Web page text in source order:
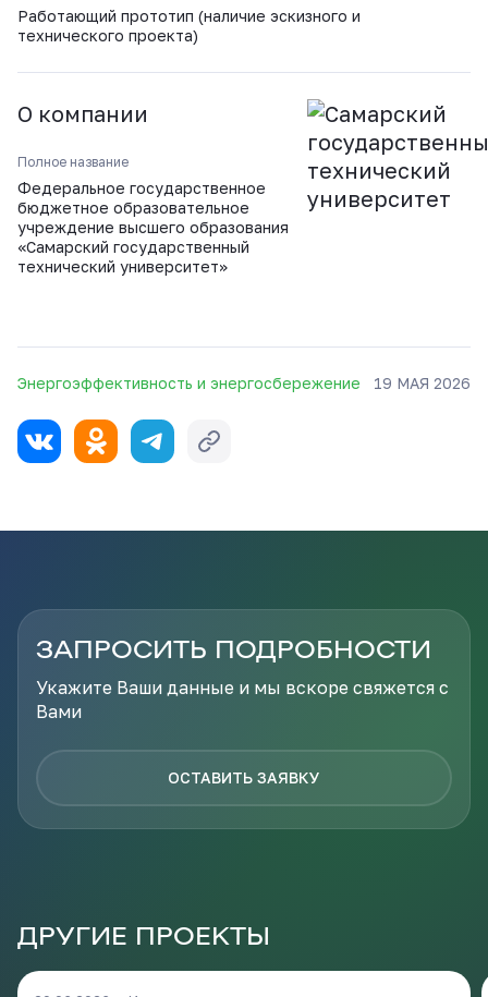
Работающий прототип (наличие эскизного и
технического проекта)
О компании
Полное название
Федеральное государственное
бюджетное образовательное
учреждение высшего образования
«Самарский государственный
технический университет»
Энергоэффективность и энергосбережение 19 МАЯ 2026
ЗАПРОСИТЬ ПОДРОБНОСТИ
Укажите Ваши данные и мы вскоре свяжется с
Вами
ОСТАВИТЬ ЗАЯВКУ
ДРУГИЕ ПРОЕКТЫ